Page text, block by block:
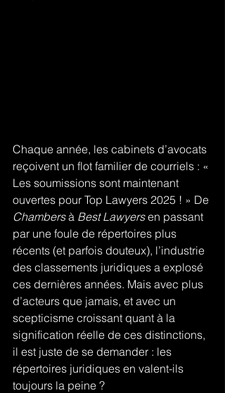
Chaque année, les cabinets d’avocats
reçoivent un flot familier de courriels : «
Les soumissions sont maintenant
ouvertes pour Top Lawyers 2025 ! » De
Chambers à Best Lawyers en passant
par une foule de répertoires plus
récents (et parfois douteux), l’industrie
des classements juridiques a explosé
ces dernières années. Mais avec plus
d’acteurs que jamais, et avec un
scepticisme croissant quant à la
signification réelle de ces distinctions,
il est juste de se demander : les
répertoires juridiques en valent-ils
toujours la peine ?